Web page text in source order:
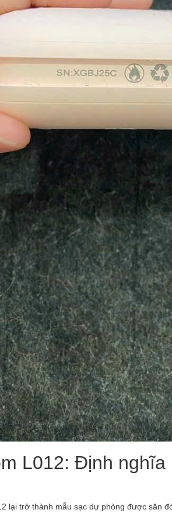
L012: Định
lại trở thành mẫu sạc dự phòng được săn